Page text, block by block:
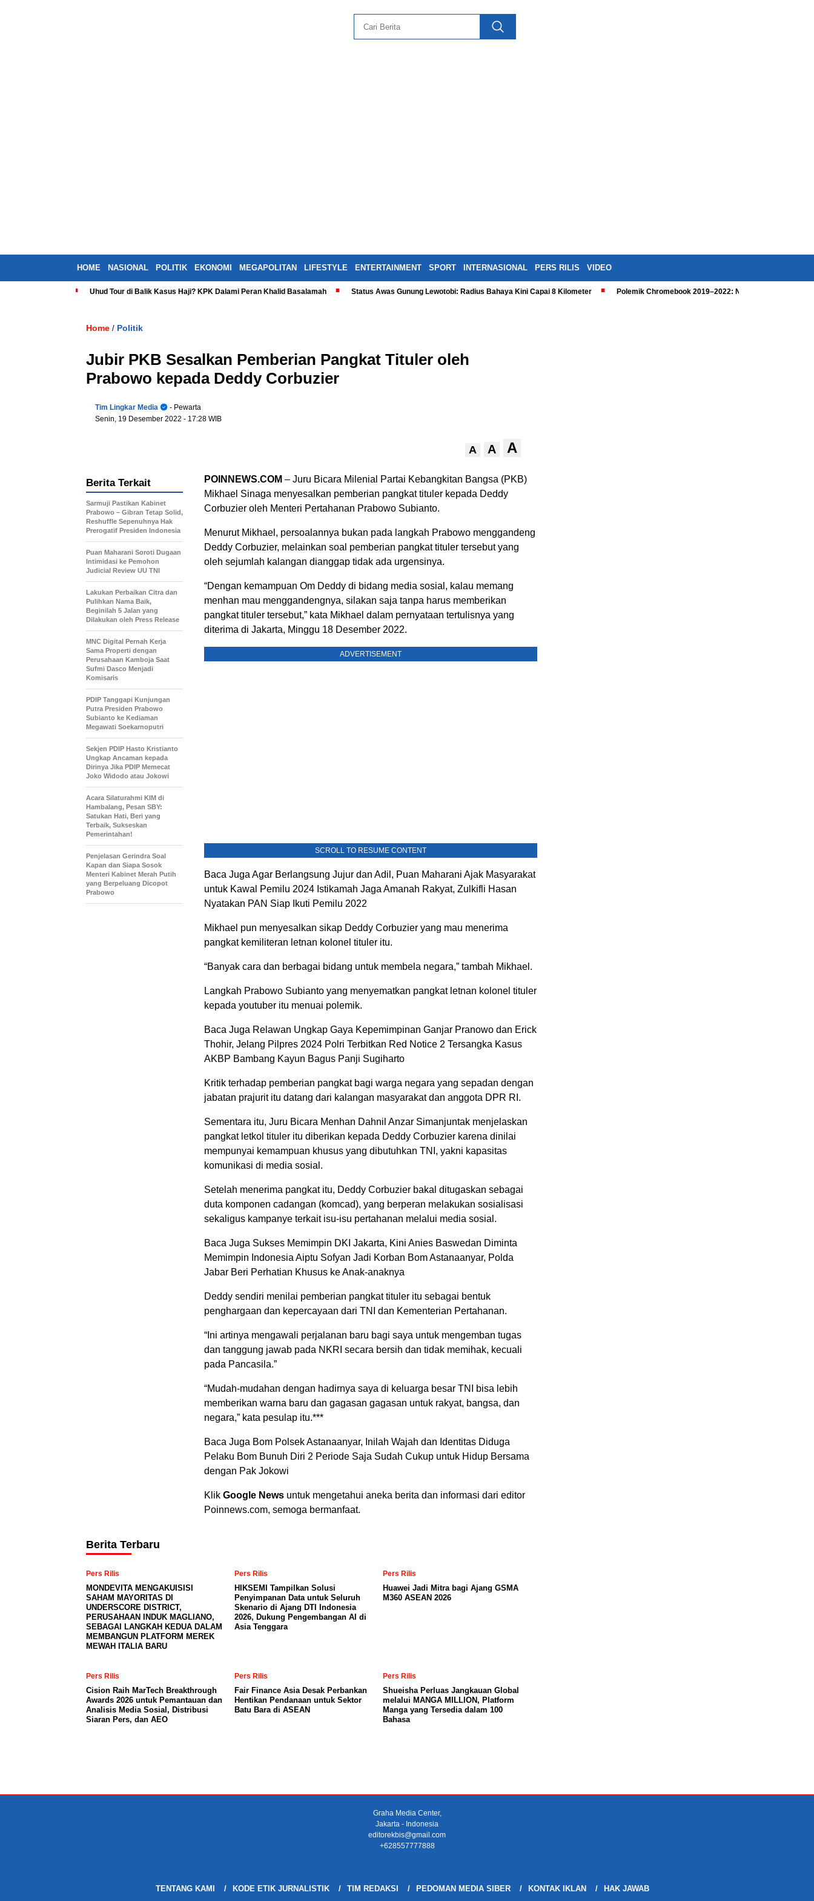
HOME NASIONAL POLITIK EKONOMI MEGAPOLITAN LIFESTYLE ENTERTAINMENT SPORT INTERNASIONAL PERS RILIS VIDEO
Uhud Tour di Balik Kasus Haji? KPK Dalami Peran Khalid Basalamah Status Awas Gunung Lewotobi: Radius Bahaya Kini Capai 8 Kilometer Polemik Chromebook 2019–2022: Nadiem Dipanggil,
Home / Politik
Jubir PKB Sesalkan Pemberian Pangkat Tituler oleh
Prabowo kepada Deddy Corbuzier
Tim Lingkar Media
- Pewarta
Senin, 19 Desember 2022 - 17:28 WIB
A A A
POINNEWS.COM – Juru Bicara Milenial Partai Kebangkitan Bangsa (PKB)
Mikhael Sinaga menyesalkan pemberian pangkat tituler kepada Deddy
Corbuzier oleh Menteri Pertahanan Prabowo Subianto.
Menurut Mikhael, persoalannya bukan pada langkah Prabowo menggandeng
Deddy Corbuzier, melainkan soal pemberian pangkat tituler tersebut yang
oleh sejumlah kalangan dianggap tidak ada urgensinya.
“Dengan kemampuan Om Deddy di bidang media sosial, kalau memang
menhan mau menggandengnya, silakan saja tanpa harus memberikan
pangkat tituler tersebut,” kata Mikhael dalam pernyataan tertulisnya yang
diterima di Jakarta, Minggu 18 Desember 2022.
ADVERTISEMENT
SCROLL TO RESUME CONTENT
Baca Juga Agar Berlangsung Jujur dan Adil, Puan Maharani Ajak Masyarakat
untuk Kawal Pemilu 2024 Istikamah Jaga Amanah Rakyat, Zulkifli Hasan
Nyatakan PAN Siap Ikuti Pemilu 2022
Mikhael pun menyesalkan sikap Deddy Corbuzier yang mau menerima
pangkat kemiliteran letnan kolonel tituler itu.
“Banyak cara dan berbagai bidang untuk membela negara,” tambah Mikhael.
Langkah Prabowo Subianto yang menyematkan pangkat letnan kolonel tituler
kepada youtuber itu menuai polemik.
Baca Juga Relawan Ungkap Gaya Kepemimpinan Ganjar Pranowo dan Erick
Thohir, Jelang Pilpres 2024 Polri Terbitkan Red Notice 2 Tersangka Kasus
AKBP Bambang Kayun Bagus Panji Sugiharto
Kritik terhadap pemberian pangkat bagi warga negara yang sepadan dengan
jabatan prajurit itu datang dari kalangan masyarakat dan anggota DPR RI.
Sementara itu, Juru Bicara Menhan Dahnil Anzar Simanjuntak menjelaskan
pangkat letkol tituler itu diberikan kepada Deddy Corbuzier karena dinilai
mempunyai kemampuan khusus yang dibutuhkan TNI, yakni kapasitas
komunikasi di media sosial.
Setelah menerima pangkat itu, Deddy Corbuzier bakal ditugaskan sebagai
duta komponen cadangan (komcad), yang berperan melakukan sosialisasi
sekaligus kampanye terkait isu-isu pertahanan melalui media sosial.
Baca Juga Sukses Memimpin DKI Jakarta, Kini Anies Baswedan Diminta
Memimpin Indonesia Aiptu Sofyan Jadi Korban Bom Astanaanyar, Polda
Jabar Beri Perhatian Khusus ke Anak-anaknya
Deddy sendiri menilai pemberian pangkat tituler itu sebagai bentuk
penghargaan dan kepercayaan dari TNI dan Kementerian Pertahanan.
“Ini artinya mengawali perjalanan baru bagi saya untuk mengemban tugas
dan tanggung jawab pada NKRI secara bersih dan tidak memihak, kecuali
pada Pancasila.”
“Mudah-mudahan dengan hadirnya saya di keluarga besar TNI bisa lebih
memberikan warna baru dan gagasan gagasan untuk rakyat, bangsa, dan
negara,” kata pesulap itu.***
Baca Juga Bom Polsek Astanaanyar, Inilah Wajah dan Identitas Diduga
Pelaku Bom Bunuh Diri 2 Periode Saja Sudah Cukup untuk Hidup Bersama
dengan Pak Jokowi
Klik Google News untuk mengetahui aneka berita dan informasi dari editor
Poinnews.com, semoga bermanfaat.
Berita Terkait
Sarmuji Pastikan Kabinet
Prabowo – Gibran Tetap Solid,
Reshuffle Sepenuhnya Hak
Prerogatif Presiden Indonesia
Puan Maharani Soroti Dugaan
Intimidasi ke Pemohon
Judicial Review UU TNI
Lakukan Perbaikan Citra dan
Pulihkan Nama Baik,
Beginilah 5 Jalan yang
Dilakukan oleh Press Release
MNC Digital Pernah Kerja
Sama Properti dengan
Perusahaan Kamboja Saat
Sufmi Dasco Menjadi
Komisaris
PDIP Tanggapi Kunjungan
Putra Presiden Prabowo
Subianto ke Kediaman
Megawati Soekarnoputri
Sekjen PDIP Hasto Kristianto
Ungkap Ancaman kepada
Dirinya Jika PDIP Memecat
Joko Widodo atau Jokowi
Acara Silaturahmi KIM di
Hambalang, Pesan SBY:
Satukan Hati, Beri yang
Terbaik, Sukseskan
Pemerintahan!
Penjelasan Gerindra Soal
Kapan dan Siapa Sosok
Menteri Kabinet Merah Putih
yang Berpeluang Dicopot
Prabowo
Berita Terbaru
Pers Rilis
MONDEVITA MENGAKUISISI
SAHAM MAYORITAS DI
UNDERSCORE DISTRICT,
PERUSAHAAN INDUK MAGLIANO,
SEBAGAI LANGKAH KEDUA DALAM
MEMBANGUN PLATFORM MEREK
MEWAH ITALIA BARU
Pers Rilis
HIKSEMI Tampilkan Solusi
Penyimpanan Data untuk Seluruh
Skenario di Ajang DTI Indonesia
2026, Dukung Pengembangan AI di
Asia Tenggara
Pers Rilis
Huawei Jadi Mitra bagi Ajang GSMA
M360 ASEAN 2026
Pers Rilis
Cision Raih MarTech Breakthrough
Awards 2026 untuk Pemantauan dan
Analisis Media Sosial, Distribusi
Siaran Pers, dan AEO
Pers Rilis
Fair Finance Asia Desak Perbankan
Hentikan Pendanaan untuk Sektor
Batu Bara di ASEAN
Pers Rilis
Shueisha Perluas Jangkauan Global
melalui MANGA MILLION, Platform
Manga yang Tersedia dalam 100
Bahasa
Graha Media Center,
Jakarta - Indonesia
editorekbis@gmail.com
+628557777888
TENTANG KAMI KODE ETIK JURNALISTIK TIM REDAKSI PEDOMAN MEDIA SIBER KONTAK IKLAN HAK JAWAB